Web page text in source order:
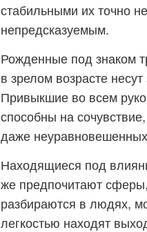
стабильными их точно
непредсказуемым.
Рожденные под знаком
в зрелом возрасте
Привыкшие во всем
способны на
даже
Находящиеся под
же предпочитают
разбираются в людях,
легкостью находят